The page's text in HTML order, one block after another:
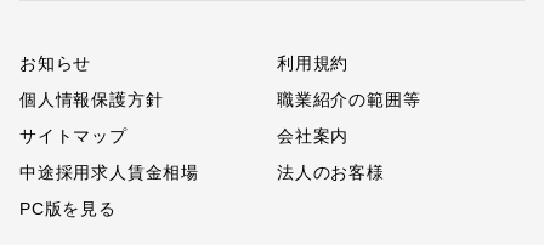
お知らせ
利用規約
個人情報保護方針
職業紹介の範囲等
サイトマップ
会社案内
中途採用求人賃金相場
法人のお客様
PC版を見る